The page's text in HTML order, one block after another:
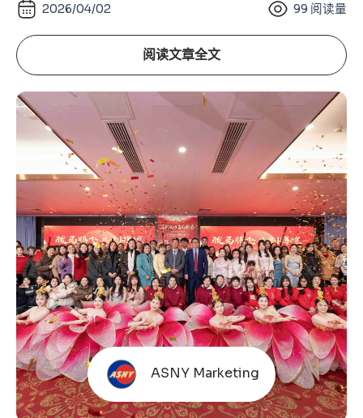
每年都来，每次都带着真实的产品与扎实的制造能力，与
市场进行直接对话。 在整体外贸环境承压、终端消费趋于
谨慎的背景下，行业内对展会参与度的预期普
2026/04/02 99 阅读量
阅读文章全文
ASNY Marketing